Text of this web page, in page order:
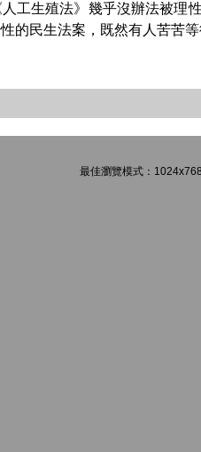
生殖法》幾乎沒辦法被理
的民生法案，既然有人苦苦
最佳瀏覽模式：